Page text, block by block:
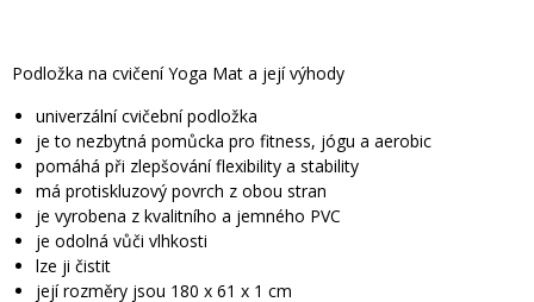
Podložka na cvičení Yoga Mat a její výhody
univerzální cvičební podložka
je to nezbytná pomůcka pro fitness, jógu a aerobic
pomáhá při zlepšování flexibility a stability
má protiskluzový povrch z obou stran
je vyrobena z kvalitního a jemného PVC
je odolná vůči vlhkosti
lze ji čistit
její rozměry jsou 180 x 61 x 1 cm